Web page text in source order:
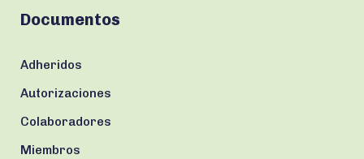
Documentos
Adheridos
Autorizaciones
Colaboradores
Miembros